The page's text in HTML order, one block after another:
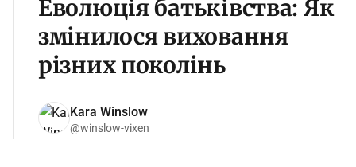
Еволюція батьківства: Як
змінилося виховання
різних поколінь
Kara Winslow
@winslow-vixen